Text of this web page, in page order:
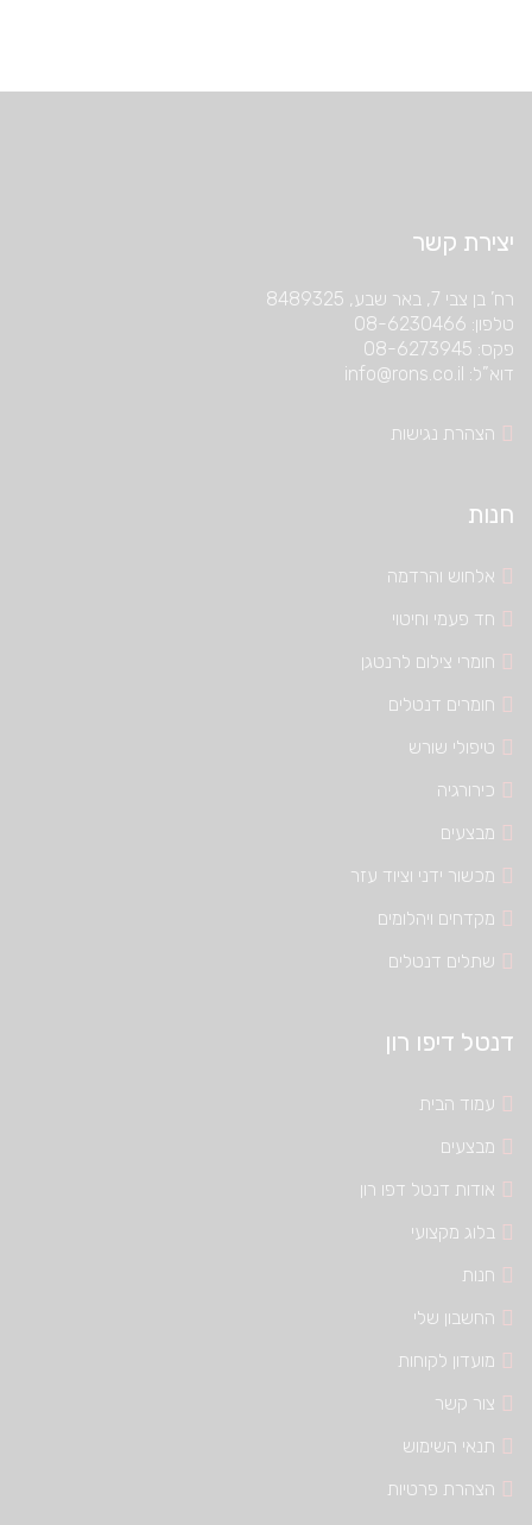
יצירת קשר
רח’ בן צבי 7, באר שבע, 8489325
טלפון: 08-6230466
פקס: 08-6273945
דוא”ל: info@rons.co.il
הצהרת נגישות
חנות
אלחוש והרדמה
חד פעמי וחיטוי
חומרי צילום לרנטגן
חומרים דנטלים
טיפולי שורש
כירורגיה
מבצעים
מכשור ידני וציוד עזר
מקדחים ויהלומים
שתלים דנטלים
דנטל דיפו רון
עמוד הבית
מבצעים
אודות דנטל דפו רון
בלוג מקצועי
חנות
החשבון שלי
מועדון לקוחות
צור קשר
תנאי השימוש
הצהרת פרטיות